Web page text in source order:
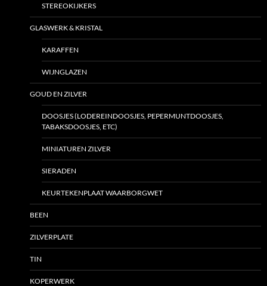
STEREOKIJKERS
GLASWERK & KRISTAL
KARAFFEN
WIJNGLAZEN
GOUD EN ZILVER
DOOSJES (LODEREINDOOSJES, PEPERMUNTDOOSJES,
TABAKSDOOSJES, ETC)
MINIATUREN ZILVER
SIERADEN
KEURTEKENPLAAT WAARBORGWET
BEEN
ZILVERPLATE
TIN
KOPERWERK